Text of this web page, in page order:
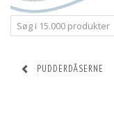
PUDDERDÅSERNE